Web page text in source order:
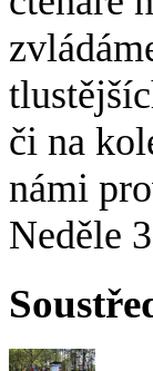
či na
námi
Neděle